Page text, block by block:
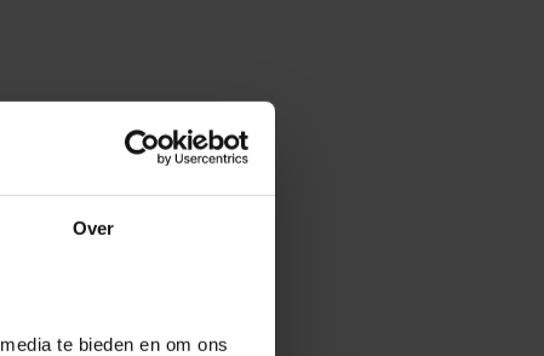
Over
te bieden en om ons